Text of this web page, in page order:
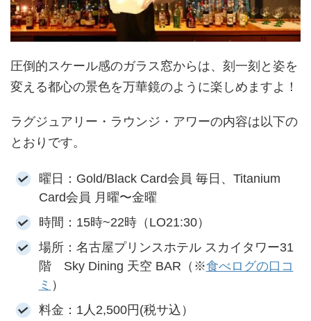
圧倒的スケール感のガラス窓からは、刻一刻と姿を
変える都心の景色を万華鏡のように楽しめますよ！
ラグジュアリー・ラウンジ・アワーの内容は以下の
とおりです。
曜日：Gold/Black Card会員 毎日、Titanium
Card会員 月曜〜金曜
時間：15時~22時（LO21:30）
場所：名古屋プリンスホテル スカイタワー31
階 Sky Dining 天空 BAR（※食べログの口コ
ミ ）
料金：1人2,500円(税サ込）